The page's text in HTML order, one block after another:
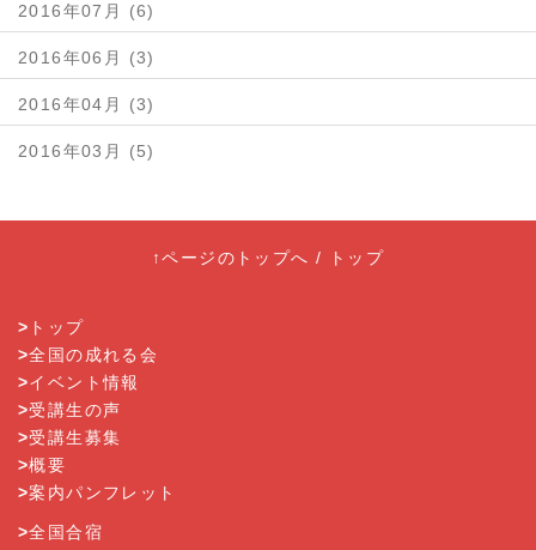
2016年07月 (6)
2016年06月 (3)
2016年04月 (3)
2016年03月 (5)
↑ページのトップへ / トップ
> トップ
>全国の成れる会
>イベント情報
>受講生の声
>受講生募集
>概要
>案内パンフレット
>全国合宿